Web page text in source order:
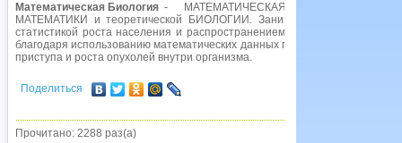
Математическая Биология - МАТЕМАТИЧЕСКАЯ БИОЛОГИЯ,
МАТЕМАТИКИ и теоретической БИОЛОГИИ. Занимается проблемами
статистикой роста населения и распространением болезней.
благодаря использованию математических данных по поводу лечения
приступа и роста опухолей внутри организма.
Поделиться
Прочитано: 2288 раз(а)